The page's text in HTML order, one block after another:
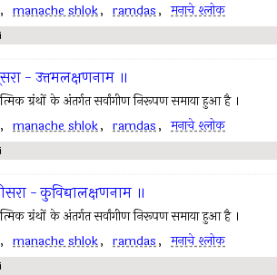
, manache shlok, ramdas, मनाचे श्लोक
- उत्तमलक्षणनाम ॥
ग्रंथों के अंतर्गत सर्वांगीण निरूपण समाया हुआ है ।
, manache shlok, ramdas, मनाचे श्लोक
- कुविद्यालक्षणनाम ॥
ग्रंथों के अंतर्गत सर्वांगीण निरूपण समाया हुआ है ।
, manache shlok, ramdas, मनाचे श्लोक